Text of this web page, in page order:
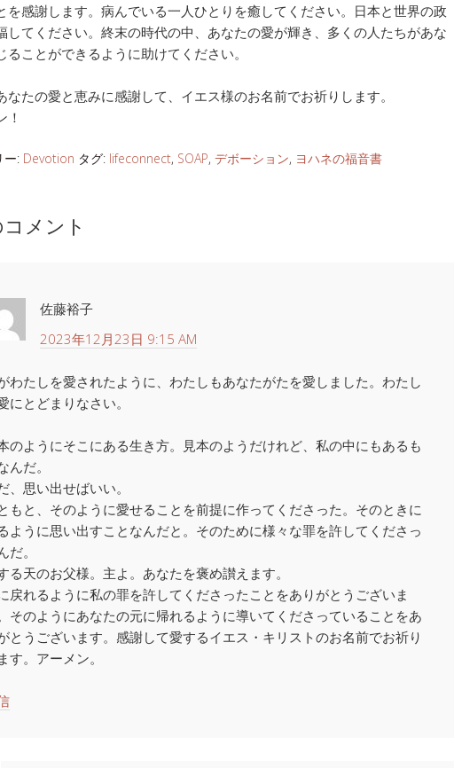
を感謝します。病んでいる一人ひとりを癒してください。日本と世界の政
してください。終末の時代の中、あなたの愛が輝き、多くの人たちがあな
ることができるように助けてください。
なたの愛と恵みに感謝して、イエス様のお名前でお祈りします。
！
ー: Devotion タグ: lifeconnect, SOAP, デボーション, ヨハネの福音書
メント
佐藤裕子
2023年12月23日 9:15 AM
わたしを愛されたように、わたしもあなたがたを愛しました。わたし
にとどまりなさい。
のようにそこにある生き方。見本のようだけれど、私の中にもあるも
んだ。
、思い出せばいい。
もと、そのように愛せることを前提に作ってくださった。そのときに
ように思い出すことなんだと。そのために様々な罪を許してくださっ
だ。
る天のお父様。主よ。あなたを褒め讃えます。
戻れるように私の罪を許してくださったことをありがとうございま
そのようにあなたの元に帰れるように導いてくださっていることをあ
とうございます。感謝して愛するイエス・キリストのお名前でお祈り
す。アーメン。